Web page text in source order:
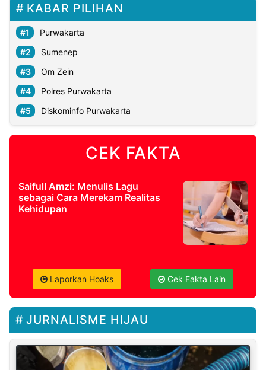
KABAR PILIHAN
Purwakarta
Sumenep
Om Zein
Polres Purwakarta
Diskominfo Purwakarta
CEK FAKTA
Saifull Amzi: Menulis Lagu
sebagai Cara Merekam Realitas
Kehidupan
Laporkan Hoaks Cek Fakta Lain
JURNALISME HIJAU